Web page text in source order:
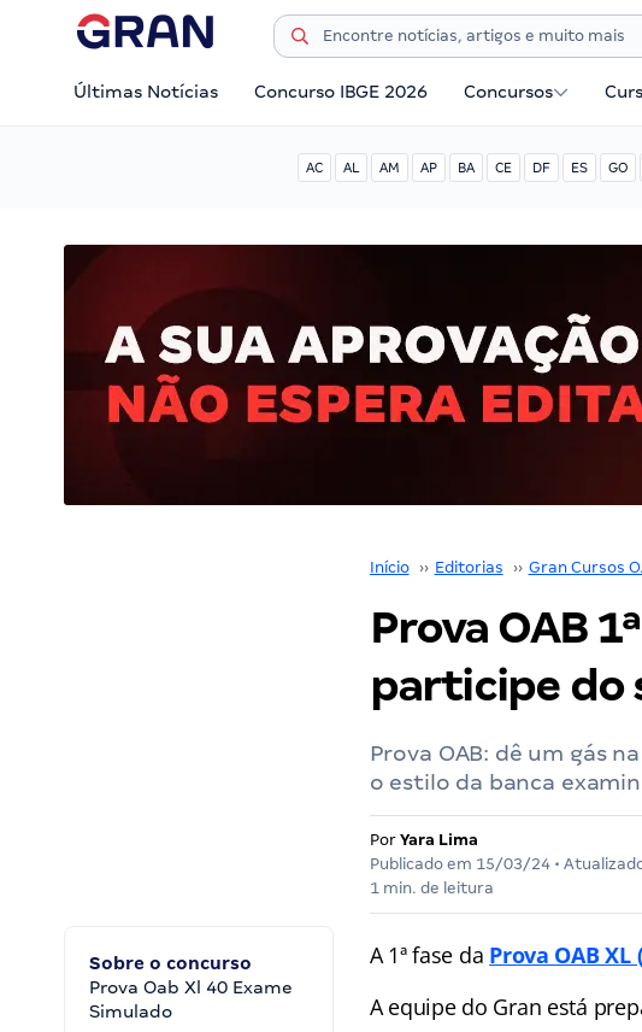
Últimas Notícias Concurso IBGE 2026 Concursos
AC AL AM AP BA CE DF ES GO
Início ›› Editorias ›› Gran Cursos
Prova OAB
participe do
Prova OAB: dê um gás
o estilo da banca
Por Yara Lima
Publicado em 15/03/24•
1 min. de leitura
Sobre o concurso
Prova Oab Xl 40 Exame
Simulado
A 1ª fase da Prova OAB XL
A equipe do Gran está